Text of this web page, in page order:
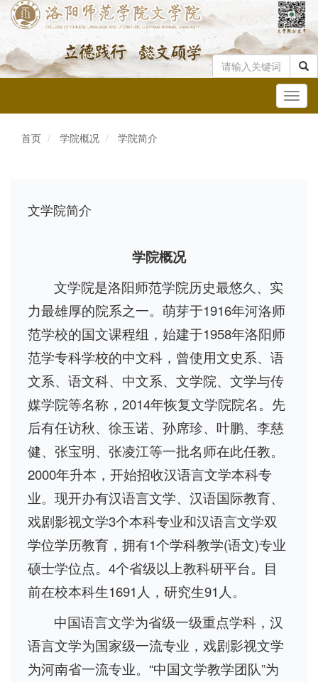
首页
学院概况 学院简介
文学院简介
学院概况
文学院是洛阳师范学院历史最悠久、实
力最雄厚的院系之一。萌芽于1916年河洛师
范学校的国文课程组，始建于1958年洛阳师
范学专科学校的中文科，曾使用文史系、语
文系、语文科、中文系、文学院、文学与传
媒学院等名称，2014年恢复文学院院名。先
后有任访秋、徐玉诺、孙席珍、叶鹏、李慈
健、张宝明、张凌江等一批名师在此任教。
2000年升本，开始招收汉语言文学本科专
业。现开办有汉语言文学、汉语国际教育、
戏剧影视文学3个本科专业和汉语言文学双
学位学历教育，拥有1个学科教学(语文)专业
硕士学位点。4个省级以上教科研平台。目
前在校本科生1691人，研究生91人。
中国语言文学为省级一级重点学科，汉
语言文学为国家级一流专业，戏剧影视文学
为河南省一流专业。“中国文学教学团队”为